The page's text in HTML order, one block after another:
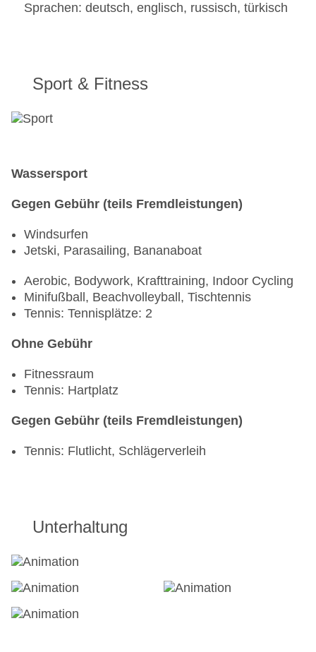
Sprachen: deutsch, englisch, russisch, türkisch
Sport & Fitness
Wassersport
Gegen Gebühr (teils Fremdleistungen)
Windsurfen
Jetski, Parasailing, Bananaboat
Aerobic, Bodywork, Krafttraining, Indoor Cycling
Minifußball, Beachvolleyball, Tischtennis
Tennis: Tennisplätze: 2
Ohne Gebühr
Fitnessraum
Tennis: Hartplatz
Gegen Gebühr (teils Fremdleistungen)
Tennis: Flutlicht, Schlägerverleih
Unterhaltung